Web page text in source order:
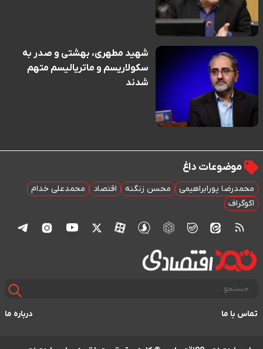
شهید مطهری، بهشتی و صدر به
سکولاریسم و ماتریالیسم متهم
شدند
موضوعات داغ
محمدرضا پورابراهیمی محسن زنگنه اقتصاد
محمدعلی خدام
اکوگراف
تماس با ما درباره ما